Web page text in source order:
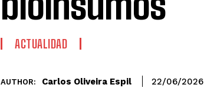
ACTUALIDAD
AUTHOR: Carlos Oliveira Espil 22/06/2026